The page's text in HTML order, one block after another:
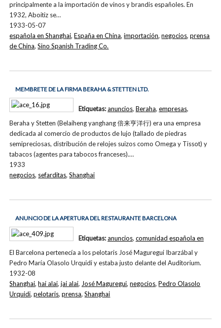
principalmente a la importación de vinos y brandis españoles. En
1932, Aboitiz se…
1933-05-07
española en Shanghai,España en China,importación,negocios,prensa
de China,Sino Spanish Trading Co.
MEMBRETE DE LA FIRMA BERAHA & STETTEN LTD.
Beraha y Stetten (Belaiheng yanghang 倍来亨洋行) era una empresa
dedicada al comercio de productos de lujo (tallado de piedras
semipreciosas, distribución de relojes suizos como Omega y Tissot) y
tabacos (agentes para tabocos franceses).…
1933
Etiquetas:anuncios, Beraha, empresas,
negocios, sefarditas,Shanghai
ANUNCIO DE LA APERTURA DEL RESTAURANTE BARCELONA
El Barcelona pertenecía a los pelotaris José Maguregui Ibarzábal y
Pedro María Olasolo Urquidi y estaba justo delante del Auditorium.
1932-08
Etiquetas:anuncios, comunidad española en
Shanghai,hai alai,jai alai, José Maguregui,negocios,Pedro Olasolo
Urquidi,pelotaris,prensa,Shanghai